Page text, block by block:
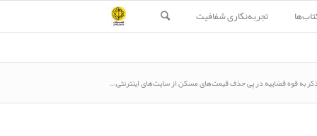
تجربه‌نگاری شفافیت
به قوه قضاییه در پی حذف قیمت‌های مسکن از سایت‌های اینترنتی...